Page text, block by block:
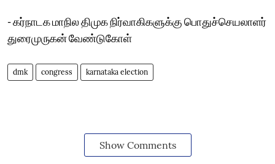
- கர்நாடக மாநில திமுக நிர்வாகிகளுக்கு பொதுச்செயலாளர்
துரைமுருகன் வேண்டுகோள்
dmk congress karnataka election
Show Comments